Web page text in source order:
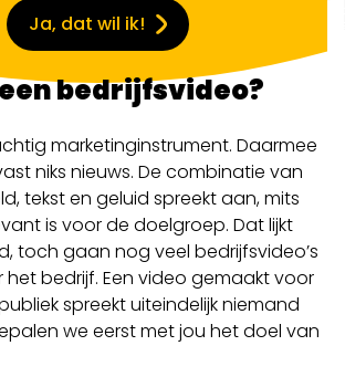
Ja, dat wil ik!
bedrijfsvideo?
marketinginstrument. Daarmee
niks nieuws. De combinatie van
tekst en geluid spreekt aan, mits
is voor de doelgroep. Dat lijkt
toch gaan nog veel bedrijfsvideo’s
het bedrijf. Een video gemaakt voor
spreekt uiteindelijk niemand
we eerst met jou het doel van